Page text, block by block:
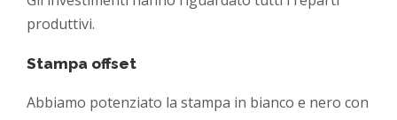
produttivi.
Stampa offset
Abbiamo potenziato la stampa in bianco e nero con